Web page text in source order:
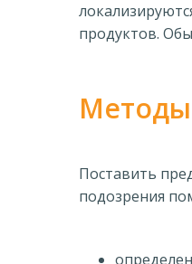
продуктов.
Методы
Поставить
подозрения